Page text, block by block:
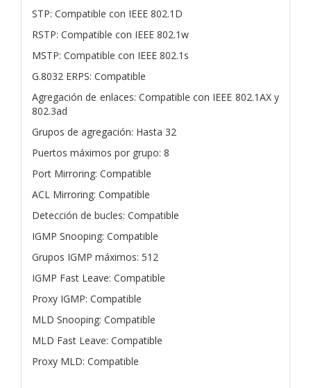
STP: Compatible con IEEE 802.1D
RSTP: Compatible con IEEE 802.1w
MSTP: Compatible con IEEE 802.1s
G.8032 ERPS: Compatible
Agregación de enlaces: Compatible con IEEE 802.1AX y
802.3ad
Grupos de agregación: Hasta 32
Puertos máximos por grupo: 8
Port Mirroring: Compatible
ACL Mirroring: Compatible
Detección de bucles: Compatible
IGMP Snooping: Compatible
Grupos IGMP máximos: 512
IGMP Fast Leave: Compatible
Proxy IGMP: Compatible
MLD Snooping: Compatible
MLD Fast Leave: Compatible
Proxy MLD: Compatible